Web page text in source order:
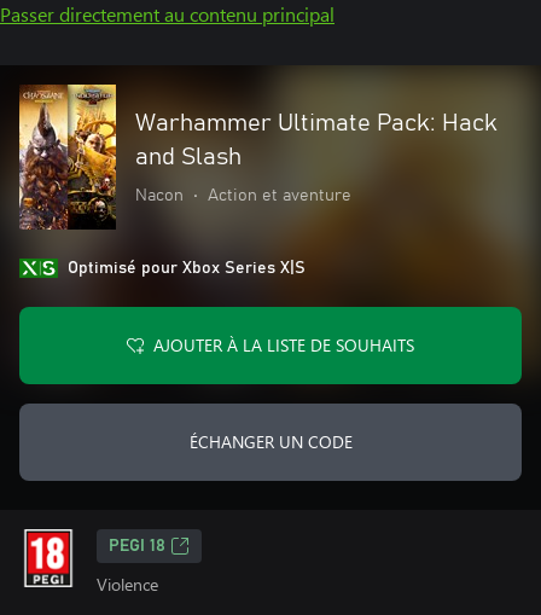
Passer directement au contenu principal
Warhammer Ultimate Pack: Hack
and Slash
Nacon • Action et aventure
Optimisé pour Xbox Series X|S
AJOUTER À LA LISTE DE SOUHAITS
ÉCHANGER UN CODE
PEGI 18
Violence